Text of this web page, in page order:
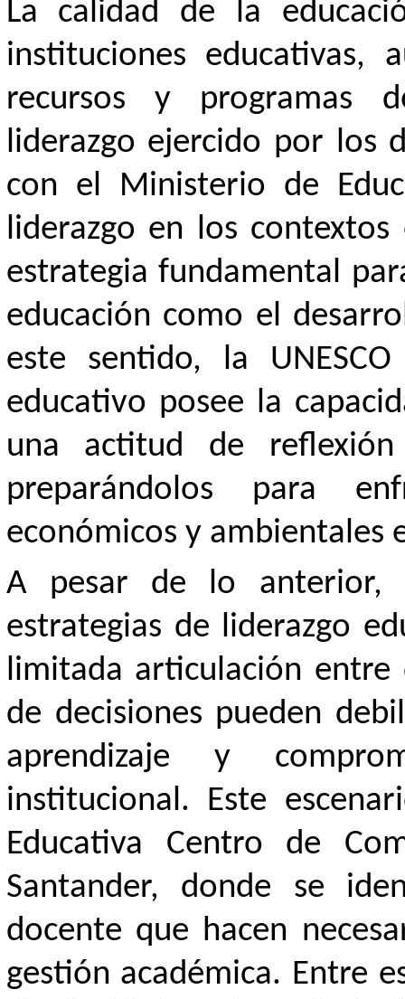
La calidad de la
instituciones educativas,
recursos y programas
liderazgo ejercido por los
con el Ministerio de
liderazgo en los
estrategia fundamental
educación como el
este sentido, la
educativo posee la
una actitud de
preparándolos para
económicos y ambientales
A pesar de lo anterior,
estrategias de liderazgo
limitada articulación
de decisiones pueden
aprendizaje y
institucional. Este
Educativa Centro de
Santander, donde se
docente que hacen
gestión académica. Entre